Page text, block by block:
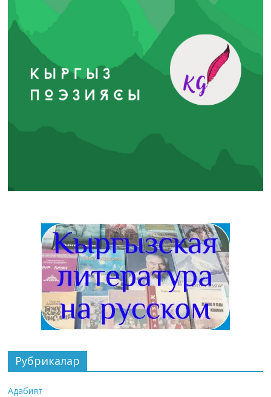
Рубрикалар
Адабият